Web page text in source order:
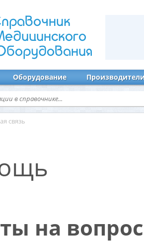
Оборудование
связь
на